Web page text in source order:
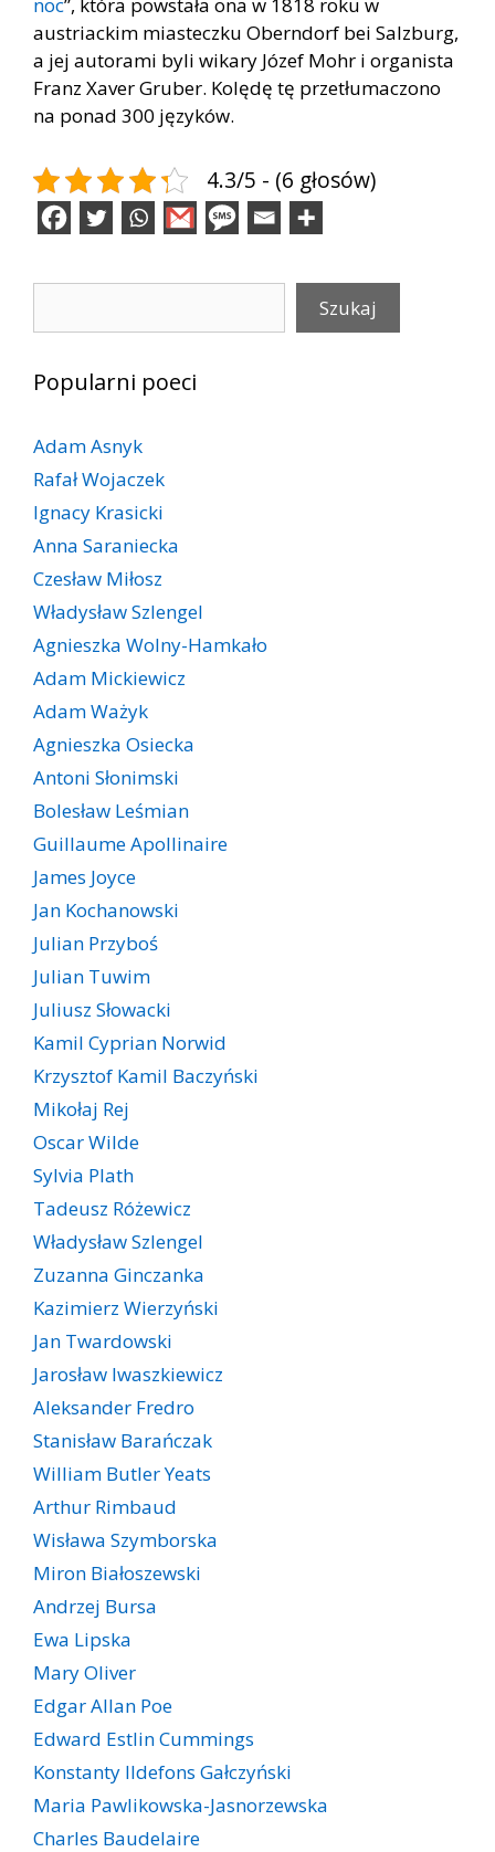
austriackim miasteczku Oberndorf bei Salzburg,
a jej autorami byli wikary Józef Mohr i organista
Franz Xaver Gruber. Kolędę tę przetłumaczono
na ponad 300 języków.
4.3/5 - (6 głosów)
Szukaj
Popularni poeci
Adam Asnyk
Rafał Wojaczek
Ignacy Krasicki
Anna Saraniecka
Czesław Miłosz
Władysław Szlengel
Agnieszka Wolny-Hamkało
Adam Mickiewicz
Adam Ważyk
Agnieszka Osiecka
Antoni Słonimski
Bolesław Leśmian
Guillaume Apollinaire
James Joyce
Jan Kochanowski
Julian Przyboś
Julian Tuwim
Juliusz Słowacki
Kamil Cyprian Norwid
Krzysztof Kamil Baczyński
Mikołaj Rej
Oscar Wilde
Sylvia Plath
Tadeusz Różewicz
Władysław Szlengel
Zuzanna Ginczanka
Kazimierz Wierzyński
Jan Twardowski
Jarosław Iwaszkiewicz
Aleksander Fredro
Stanisław Barańczak
William Butler Yeats
Arthur Rimbaud
Wisława Szymborska
Miron Białoszewski
Andrzej Bursa
Ewa Lipska
Mary Oliver
Edgar Allan Poe
Edward Estlin Cummings
Konstanty Ildefons Gałczyński
Maria Pawlikowska-Jasnorzewska
Charles Baudelaire